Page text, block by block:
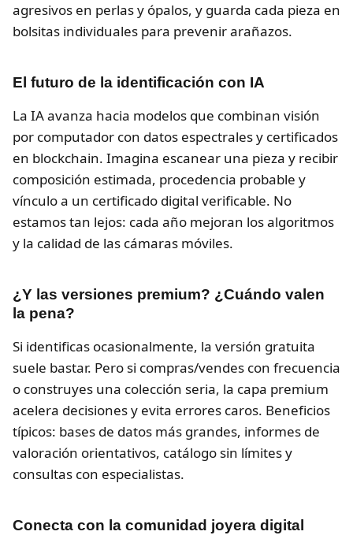
agresivos en perlas y ópalos, y guarda cada pieza en
bolsitas individuales para prevenir arañazos.
El futuro de la identificación con IA
La IA avanza hacia modelos que combinan visión
por computador con datos espectrales y certificados
en blockchain. Imagina escanear una pieza y recibir
composición estimada, procedencia probable y
vínculo a un certificado digital verificable. No
estamos tan lejos: cada año mejoran los algoritmos
y la calidad de las cámaras móviles.
¿Y las versiones premium? ¿Cuándo valen
la pena?
Si identificas ocasionalmente, la versión gratuita
suele bastar. Pero si compras/vendes con frecuencia
o construyes una colección seria, la capa premium
acelera decisiones y evita errores caros. Beneficios
típicos: bases de datos más grandes, informes de
valoración orientativos, catálogo sin límites y
consultas con especialistas.
Conecta con la comunidad joyera digital